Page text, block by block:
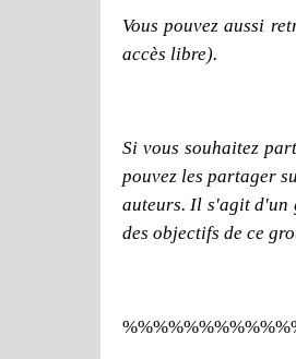
Vous pouvez aussi
accès libre).
Si vous souhaitez
pouvez les partager
auteurs. Il s'agit d'un
des objectifs de ce